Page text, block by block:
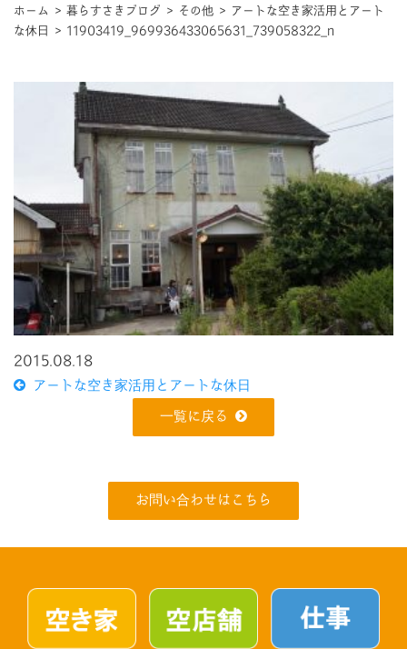
ホーム > 暮らすさきブログ > その他 > アートな空き家活用とアート
な休日
> 11903419_969936433065631_739058322_n
2015.08.18
アートな空き家活用とアートな休日
一覧に戻る
お問い合わせはこちら